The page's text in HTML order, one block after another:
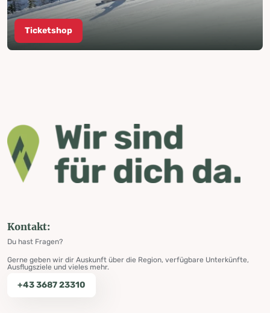
Ticketshop
Kontakt:
Du hast Fragen?
Gerne geben wir dir Auskunft über die Region, verfügbare Unterkünfte,
Ausflugsziele und vieles mehr.
+43 3687 23310